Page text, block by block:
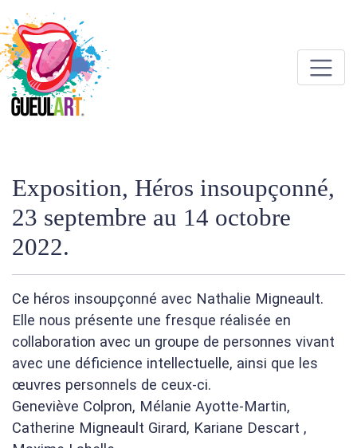
Exposition, Héros insoupçonné,
23 septembre au 14 octobre
2022.
Ce héros insoupçonné avec Nathalie Migneault.
Elle nous présente une fresque réalisée en
collaboration avec un groupe de personnes vivant
avec une déficience intellectuelle, ainsi que les
œuvres personnels de ceux-ci.
Geneviève Colpron, Mélanie Ayotte-Martin,
Catherine Migneault Girard, Kariane Descart ,